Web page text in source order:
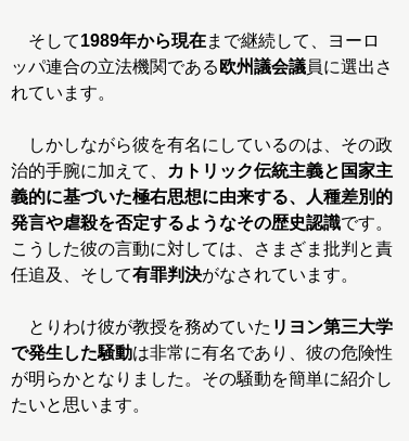
そして1989年から現在まで継続して、ヨーロ
ッパ連合の立法機関である 欧州議会議員に選出さ
れています。
しかしながら彼を有名にしているのは、その政
治的手腕に加えて、
カトリック伝統主義と国家主
義的に基づいた極右思想に由来する、人種差別的
発言や虐殺を否定するようなその歴史認識です。
こうした彼の言動に対しては、さまざま批判と責
任追及、そして有罪判決がなされています。
とりわけ彼が教授を務めていた リヨン第三大学
で発生した騒動は非常に有名であり、彼の危険性
が明らかとなりました。その騒動を簡単に紹介し
たいと思います。